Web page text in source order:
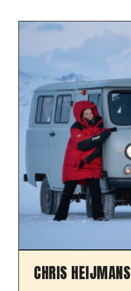
CHRIS HEIJMANS